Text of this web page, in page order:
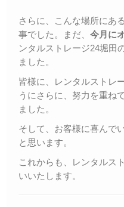
さらに、こんな場所にあ
事でした。まだ、 今月に
ンタルストレージ24堀田
ました。
皆様に、レンタルストレ
うにさらに、努力を重ね
ました。
そして、お客様に喜んで
と思います。
これからも、レンタルス
いいたします。